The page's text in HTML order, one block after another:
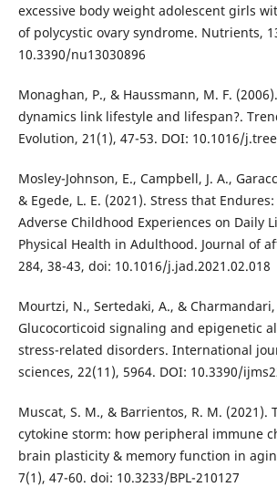
excessive body weight adolescent girls
of polycystic ovary syndrome. Nutrients,
10.3390/nu13030896
Monaghan, P., & Haussmann, M. F.
dynamics link lifestyle and lifespan?.
Evolution, 21(1), 47-53. DOI: 10.1016/
Mosley-Johnson, E., Campbell, J. A.,
& Egede, L. E. (2021). Stress that
Adverse Childhood Experiences on Daily
Physical Health in Adulthood. Journal of
284, 38-43, doi: 10.1016/j.jad.2021.02.018
Mourtzi, N., Sertedaki, A., & Charmandari,
Glucocorticoid signaling and epigenetic
stress-related disorders. International
sciences, 22(11), 5964. DOI: 10.3390/
Muscat, S. M., & Barrientos, R. M. (2021).
cytokine storm: how peripheral immune
brain plasticity & memory function in
7(1), 47-60. doi: 10.3233/BPL-210127